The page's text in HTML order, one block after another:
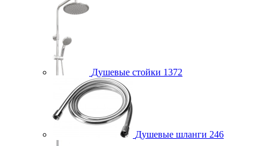
Душевые стойки 1372
Душевые шланги 246